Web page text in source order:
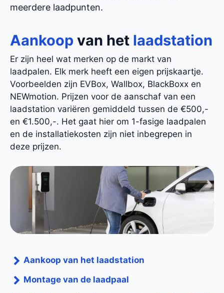
meerdere laadpunten.
Aankoop van het laadstation
Er zijn heel wat merken op de markt van
laadpalen. Elk merk heeft een eigen prijskaartje.
Voorbeelden zijn EVBox, Wallbox, BlackBoxx en
NEWmotion. Prijzen voor de aanschaf van een
laadstation variëren gemiddeld tussen de €500,-
en €1.500,-. Het gaat hier om 1-fasige laadpalen
en de installatiekosten zijn niet inbegrepen in
deze prijzen.
Aankoop van het laadstation
Montage van de laadpaal